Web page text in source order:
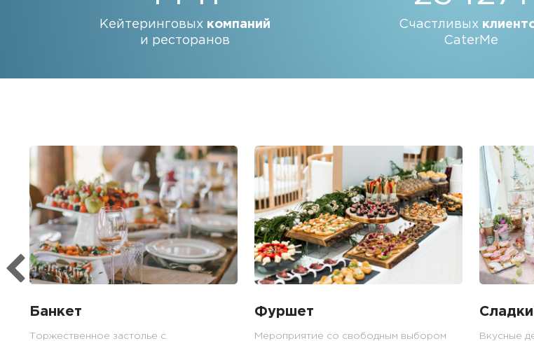
Кейтеринговых компаний
и ресторанов
Счастливых
CaterMe
Банкет
Торжественное застолье с
Фуршет
Мероприятие со свободным выбором
Вкусные